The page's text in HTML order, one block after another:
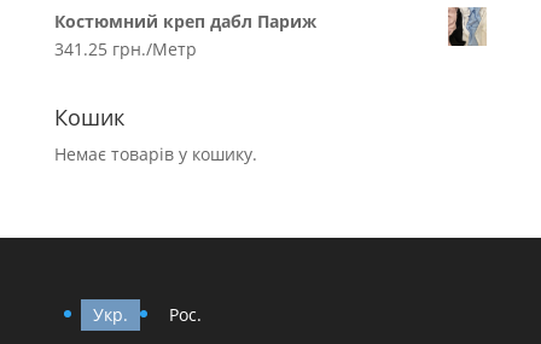
Костюмний креп дабл Париж
341.25 грн./Метр
Кошик
Немає товарів у кошику.
Укр. Рос.